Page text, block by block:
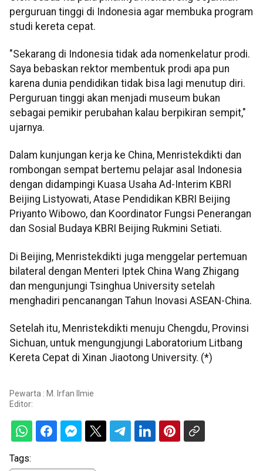
perguruan tinggi di Indonesia agar membuka program
studi kereta cepat.
"Sekarang di Indonesia tidak ada nomenkelatur prodi.
Saya bebaskan rektor membentuk prodi apa pun
karena dunia pendidikan tidak bisa lagi menutup diri.
Perguruan tinggi akan menjadi museum bukan
sebagai pemikir perubahan kalau berpikiran sempit,"
ujarnya.
Dalam kunjungan kerja ke China, Menristekdikti dan
rombongan sempat bertemu pelajar asal Indonesia
dengan didampingi Kuasa Usaha Ad-Interim KBRI
Beijing Listyowati, Atase Pendidikan KBRI Beijing
Priyanto Wibowo, dan Koordinator Fungsi Penerangan
dan Sosial Budaya KBRI Beijing Rukmini Setiati.
Di Beijing, Menristekdikti juga menggelar pertemuan
bilateral dengan Menteri Iptek China Wang Zhigang
dan mengunjungi Tsinghua University setelah
menghadiri pencanangan Tahun Inovasi ASEAN-China.
Setelah itu, Menristekdikti menuju Chengdu, Provinsi
Sichuan, untuk mengungjungi Laboratorium Litbang
Kereta Cepat di Xinan Jiaotong University. (*)
Pewarta : M. Irfan Ilmie
Editor:
Tags: